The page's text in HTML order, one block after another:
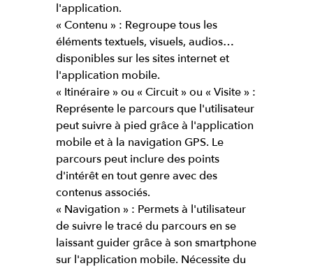
l'application.
« Contenu » : Regroupe tous les
éléments textuels, visuels, audios…
disponibles sur les sites internet et
l'application mobile.
« Itinéraire » ou « Circuit » ou « Visite » :
Représente le parcours que l'utilisateur
peut suivre à pied grâce à l'application
mobile et à la navigation GPS. Le
parcours peut inclure des points
d'intérêt en tout genre avec des
contenus associés.
« Navigation » : Permets à l'utilisateur
de suivre le tracé du parcours en se
laissant guider grâce à son smartphone
sur l'application mobile. Nécessite du